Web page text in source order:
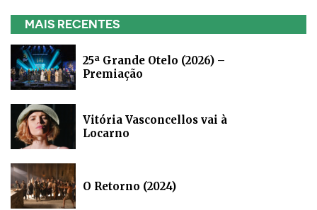
MAIS RECENTES
25ª Grande Otelo (2026) –
Premiação
Vitória Vasconcellos vai à
Locarno
O Retorno (2024)